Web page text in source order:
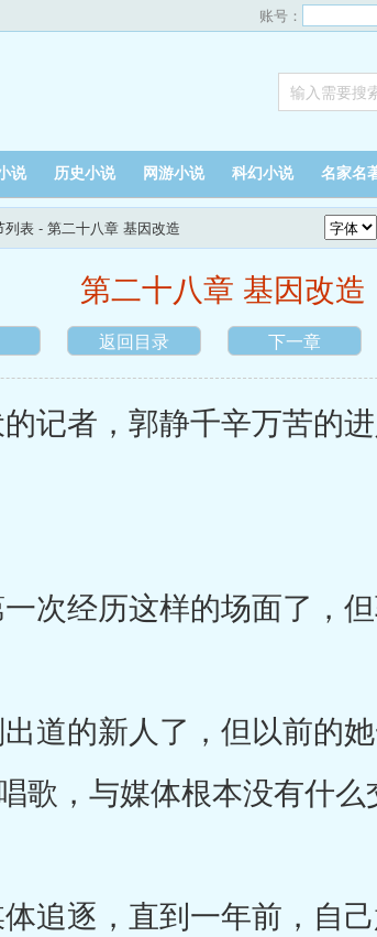
账号：
说 历史小说 网游小说 科幻小说 名家名
列表 - 第二十八章 基因改造
第二十八章 基因改造
返回目录 下一章
者，郭静千辛万苦的进
经历这样的场面了，但
的新人了，但以前的她
歌，与媒体根本没有什么
逐，直到一年前，自己